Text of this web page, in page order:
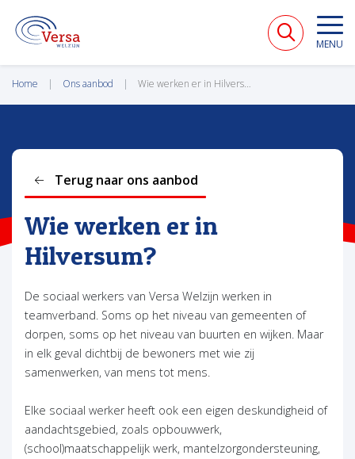
VERSA WELZIJN MENU
Home Ons aanbod Wie werken er in Hilversum?
Terug naar ons aanbod
Wie werken er in
Hilversum?
De sociaal werkers van Versa Welzijn werken in
teamverband. Soms op het niveau van gemeenten of
dorpen, soms op het niveau van buurten en wijken. Maar
in elk geval dichtbij de bewoners met wie zij
samenwerken, van mens tot mens.
Elke sociaal werker heeft ook een eigen deskundigheid of
aandachtsgebied, zoals opbouwwerk,
(school)maatschappelijk werk, mantelzorgondersteuning,